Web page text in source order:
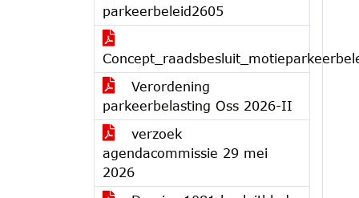
parkeerbeleid2605
Verordening
parkeerbelasting Oss 2026-II
verzoek
agendacommissie 29 mei
2026